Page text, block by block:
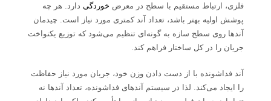
فلزی، ارتباط مستقیم با سطح در معرض خوردگی دارد. هر چه
پوشش اولیه بهتر باشد، تعداد آند کمتری مورد نیاز است. چیدمان
آندها روی سطح سازه به گونه‌ای تنظیم می‌شود که توزیع یکنواخت
جریان را در کل ساختار فراهم کند.
آند فداشونده با از دست دادن وزن خود، جریان مورد نیاز حفاظت
را ایجاد می‌کند. لذا در سیستم آندهای فداشونده، تعداد آندها نه